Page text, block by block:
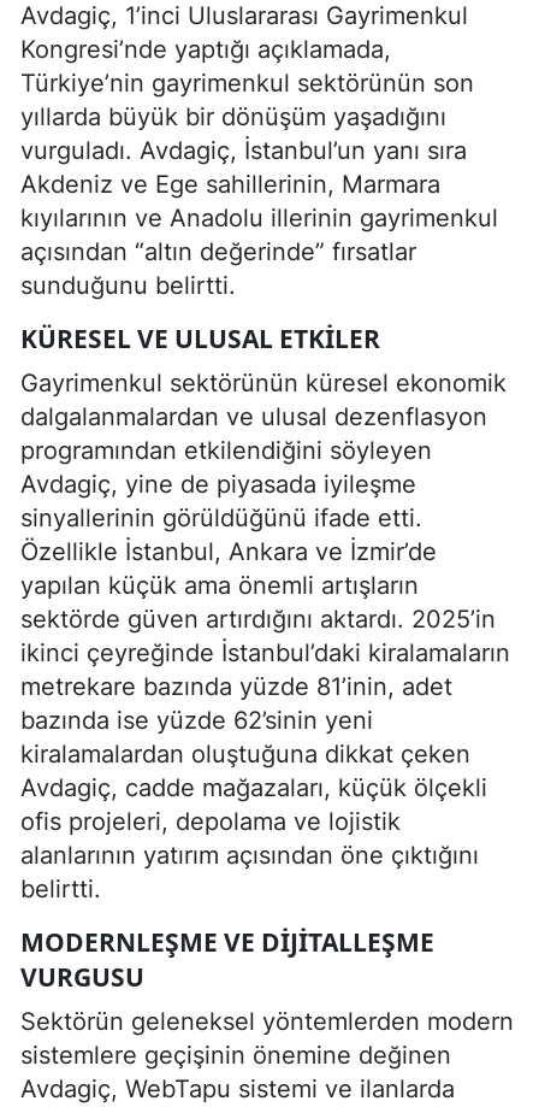
Avdagiç, 1’inci Uluslararası Gayrimenkul
Kongresi’nde yaptığı açıklamada,
Türkiye’nin gayrimenkul sektörünün son
yıllarda büyük bir dönüşüm yaşadığını
vurguladı. Avdagiç, İstanbul’un yanı sıra
Akdeniz ve Ege sahillerinin, Marmara
kıyılarının ve Anadolu illerinin gayrimenkul
açısından “altın değerinde” fırsatlar
sunduğunu belirtti.
KÜRESEL VE ULUSAL ETKILER
Gayrimenkul sektörünün küresel ekonomik
dalgalanmalardan ve ulusal dezenflasyon
programından etkilendiğini söyleyen
Avdagiç, yine de piyasada iyileşme
sinyallerinin görüldüğünü ifade etti.
Özellikle İstanbul, Ankara ve İzmir’de
yapılan küçük ama önemli artışların
sektörde güven artırdığını aktardı. 2025’in
ikinci çeyreğinde İstanbul’daki kiralamaların
metrekare bazında yüzde 81’inin, adet
bazında ise yüzde 62’sinin yeni
kiralamalardan oluştuğuna dikkat çeken
Avdagiç, cadde mağazaları, küçük ölçekli
ofis projeleri, depolama ve lojistik
alanlarının yatırım açısından öne çıktığını
belirtti.
MODERNLEŞME VE DIJITALLEŞME
VURGUSU
Sektörün geleneksel yöntemlerden modern
sistemlere geçişinin önemine değinen
Avdagiç, WebTapu sistemi ve ilanlarda